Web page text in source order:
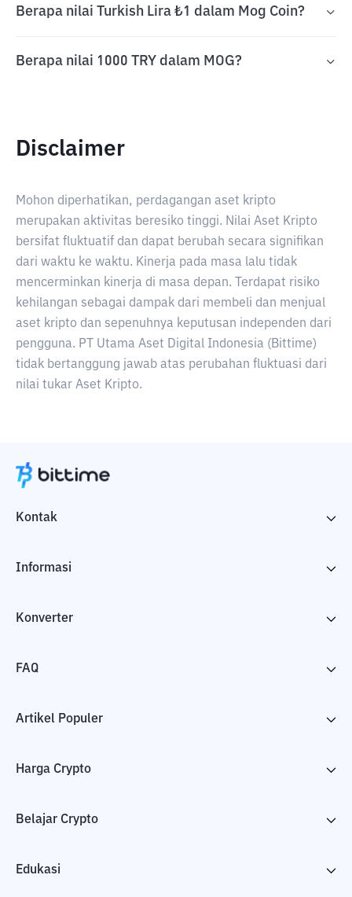
Berapa nilai Turkish Lira ₺1 dalam Mog Coin?
Berapa nilai 1000 TRY dalam MOG?
Disclaimer
Mohon diperhatikan, perdagangan aset kripto
merupakan aktivitas beresiko tinggi. Nilai Aset Kripto
bersifat fluktuatif dan dapat berubah secara signifikan
dari waktu ke waktu. Kinerja pada masa lalu tidak
mencerminkan kinerja di masa depan. Terdapat risiko
kehilangan sebagai dampak dari membeli dan menjual
aset kripto dan sepenuhnya keputusan independen dari
pengguna. PT Utama Aset Digital Indonesia (Bittime)
tidak bertanggung jawab atas perubahan fluktuasi dari
nilai tukar Aset Kripto.
Kontak
Informasi
Konverter
FAQ
Artikel Populer
Harga Crypto
Belajar Crypto
Edukasi